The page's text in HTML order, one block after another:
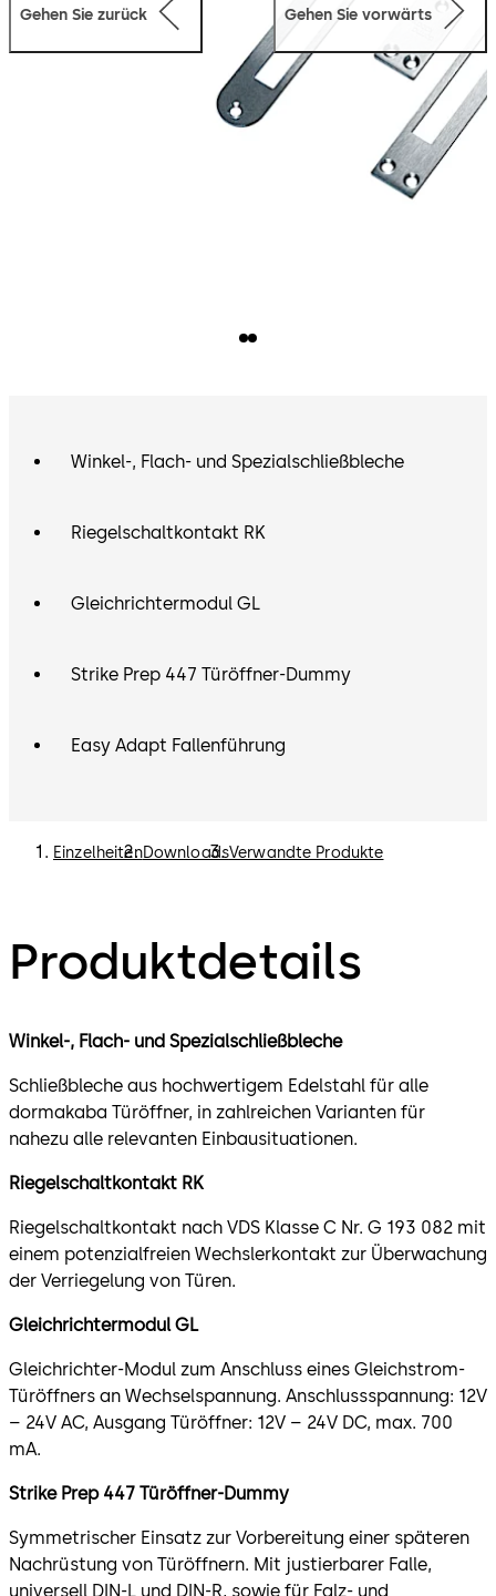
Gehen Sie zurück Gehen Sie vorwärts
Winkel-, Flach- und Spezialschließbleche
Riegelschaltkontakt RK
Gleichrichtermodul GL
Strike Prep 447 Türöffner-Dummy
Easy Adapt Fallenführung
EinzelheitenDownloadsVerwandte Produkte
Produktdetails
Winkel-, Flach- und Spezialschließbleche
Schließbleche aus hochwertigem Edelstahl für alle
dormakaba Türöffner, in zahlreichen Varianten für
nahezu alle relevanten Einbausituationen.
Riegelschaltkontakt RK
Riegelschaltkontakt nach VDS Klasse C Nr. G 193 082 mit
einem potenzialfreien Wechslerkontakt zur Überwachung
der Verriegelung von Türen.
Gleichrichtermodul GL
Gleichrichter-Modul zum Anschluss eines Gleichstrom-
Türöffners an Wechselspannung. Anschlussspannung: 12V
– 24V AC, Ausgang Türöffner: 12V – 24V DC, max. 700
mA.
Strike Prep 447 Türöffner-Dummy
Symmetrischer Einsatz zur Vorbereitung einer späteren
Nachrüstung von Türöffnern. Mit justierbarer Falle,
universell DIN-L und DIN-R, sowie für Falz- und